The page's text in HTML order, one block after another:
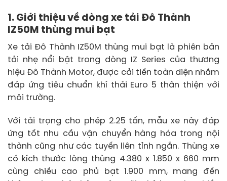
1. Giới thiệu về dòng xe tải Đô Thành
IZ50M thùng mui bạt
Xe tải Đô Thành IZ50M thùng mui bạt là phiên bản
tải nhẹ nổi bật trong dòng IZ Series của thương
hiệu Đô Thành Motor, được cải tiến toàn diện nhằm
đáp ứng tiêu chuẩn khí thải Euro 5 thân thiện với
môi trường.
Với tải trọng cho phép 2.25 tấn, mẫu xe này đáp
ứng tốt nhu cầu vận chuyển hàng hóa trong nội
thành cũng như các tuyến liên tỉnh ngắn. Thùng xe
có kích thước lòng thùng 4.380 x 1.850 x 660 mm
cùng chiều cao phủ bạt 1.900 mm, mang đến